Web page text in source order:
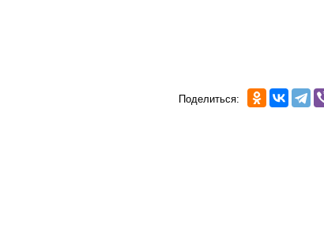
Поделиться: